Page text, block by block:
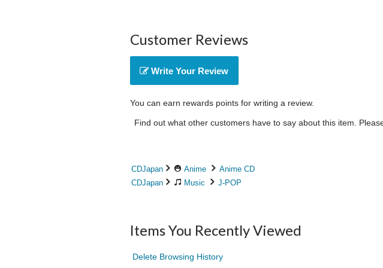
Customer Reviews
Write Your Review
You can earn rewards points for writing a review.
Find out what other customers have to say about this item.
CDJapan Anime
Anime CD
CDJapan
Music J-POP
Items You Recently Viewed
Delete Browsing History